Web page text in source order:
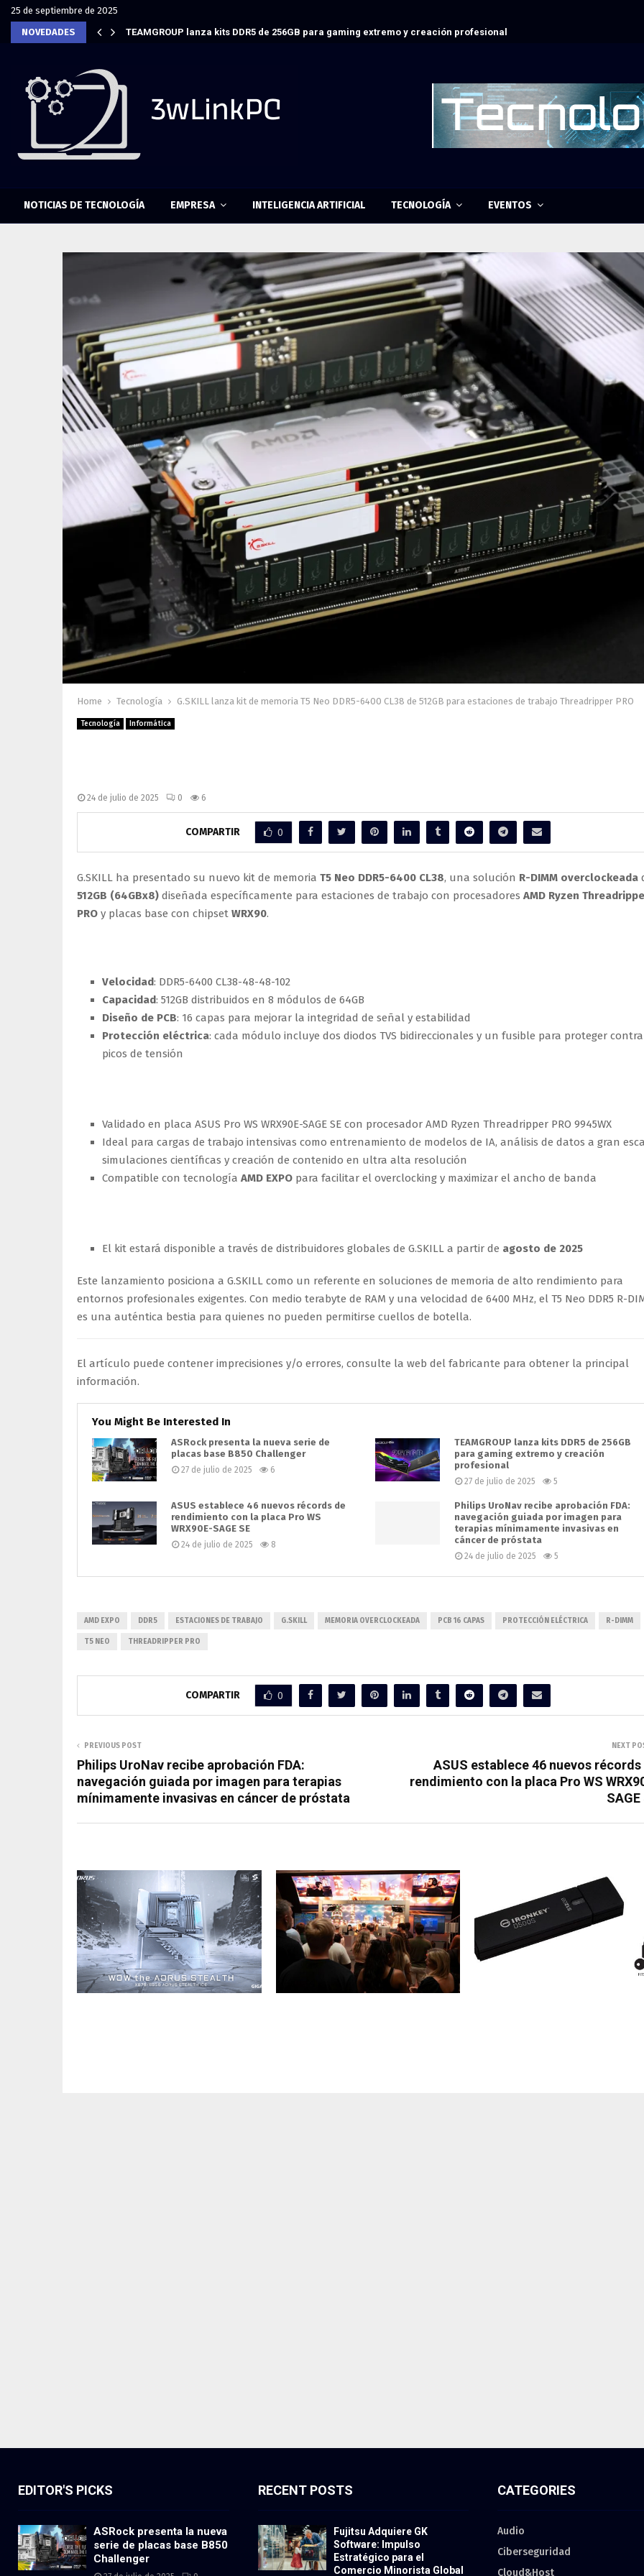
25 de septiembre de 2025
NOVEDADES
TEAMGROUP lanza kits DDR5 de 256GB para gaming extremo y creación profesional
NOTICIAS DE TECNOLOGÍA EMPRESA INTELIGENCIA ARTIFICIAL TECNOLOGÍA EVENTOS
Home Tecnología G.SKILL lanza kit de memoria T5 Neo DDR5-6400 CL38 de 512GB para estaciones de trabajo Threadripper PRO
Tecnología Informática
24 de julio de 2025 0 6
COMPARTIR 0
G.SKILL ha presentado su nuevo kit de memoria T5 Neo DDR5-6400 CL38, una solución R-DIMM overclockeada
512GB (64GBx8) diseñada específicamente para estaciones de trabajo con procesadores AMD Ryzen
PRO y placas base con chipset WRX90.
Velocidad: DDR5-6400 CL38-48-48-102
Capacidad: 512GB distribuidos en 8 módulos de 64GB
Diseño de PCB: 16 capas para mejorar la integridad de señal y estabilidad
Protección eléctrica: cada módulo incluye dos diodos TVS bidireccionales y un fusible para proteger contra
picos de tensión
Validado en placa ASUS Pro WS WRX90E-SAGE SE con procesador AMD Ryzen Threadripper PRO 9945WX
Ideal para cargas de trabajo intensivas como entrenamiento de modelos de IA, análisis de datos a gran
simulaciones científicas y creación de contenido en ultra alta resolución
Compatible con tecnología AMD EXPO para facilitar el overclocking y maximizar el ancho de banda
El kit estará disponible a través de distribuidores globales de G.SKILL a partir de agosto de 2025
Este lanzamiento posiciona a G.SKILL como un referente en soluciones de memoria de alto rendimiento para
entornos profesionales exigentes. Con medio terabyte de RAM y una velocidad de 6400 MHz, el T5 Neo DDR5 R-
es una auténtica bestia para quienes no pueden permitirse cuellos de botella.
El artículo puede contener imprecisiones y/o errores, consulte la web del fabricante para obtener la principal
información.
You Might Be Interested In
ASRock presenta la nueva serie de
placas base B850 Challenger
27 de julio de 2025 6
TEAMGROUP lanza kits DDR5 de 256GB
para gaming extremo y creación
profesional
27 de julio de 2025 5
ASUS establece 46 nuevos récords de
rendimiento con la placa Pro WS
WRX90E-SAGE SE
24 de julio de 2025 8
Philips UroNav recibe aprobación FDA:
navegación guiada por imagen para
terapias mínimamente invasivas en
cáncer de próstata
24 de julio de 2025 5
AMD EXPO DDR5 ESTACIONES DE TRABAJO G.SKILL MEMORIA OVERCLOCKEADA PCB 16 CAPAS PROTECCIÓN ELÉCTRICA R-DIMM
T5 NEO THREADRIPPER PRO
COMPARTIR 0
PREVIOUS POST
Philips UroNav recibe aprobación FDA:
navegación guiada por imagen para terapias
mínimamente invasivas en cáncer de próstata
NEXT
ASUS establece 46 nuevos récords
rendimiento con la placa Pro WS
SAGE
EDITOR'S PICKS
ASRock presenta la nueva
serie de placas base B850
Challenger
RECENT POSTS
Fujitsu Adquiere GK
Software: Impulso
Estratégico para el
Comercio Minorista Global
CATEGORIES
Audio
Ciberseguridad
Cloud&Host